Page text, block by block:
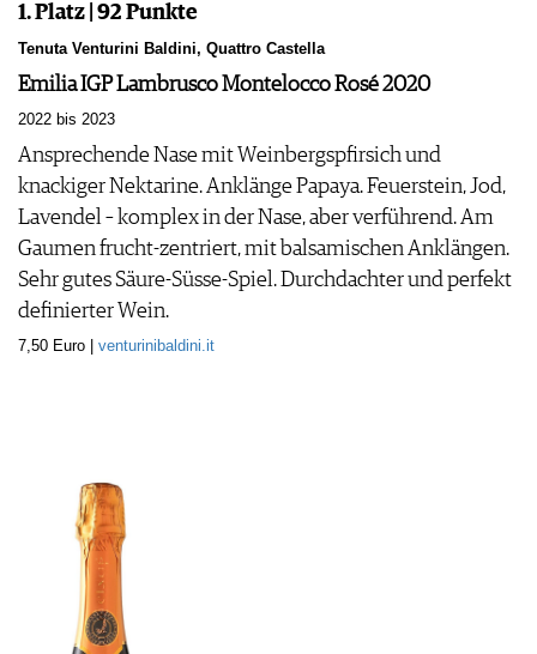
1. Platz | 92 Punkte
Tenuta Venturini Baldini, Quattro Castella
Emilia IGP Lambrusco Montelocco Rosé 2020
2022 bis 2023
Ansprechende Nase mit Weinbergspfirsich und
knackiger Nektarine. Anklänge Papaya. Feuerstein, Jod,
Lavendel – komplex in der Nase, aber verführend. Am
Gaumen frucht-zentriert, mit balsamischen Anklängen.
Sehr gutes Säure-Süsse-Spiel. Durchdachter und perfekt
definierter Wein.
7,50 Euro | venturinibaldini.it